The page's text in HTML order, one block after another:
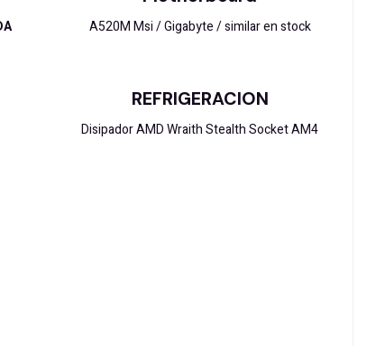
A520M Msi / Gigabyte / similar en stock
REFRIGERACION
Disipador AMD Wraith Stealth Socket AM4